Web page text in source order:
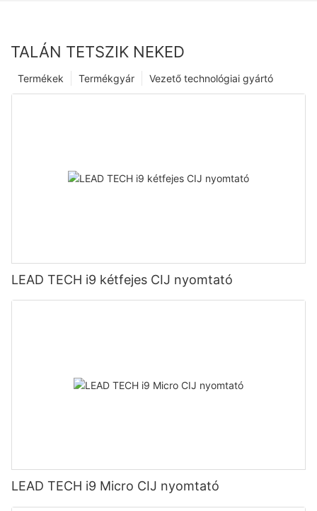
TALÁN TETSZIK NEKED
Vezető technológiai gyártó
Termékgyár
Termékek
LEAD TECH i9 kétfejes CIJ nyomtató
LEAD TECH i9 Micro CIJ nyomtató